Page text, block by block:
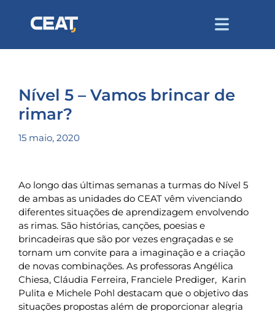
Nível 5 – Vamos brincar de
rimar?
15 maio, 2020
Ao longo das últimas semanas a turmas do Nível 5
de ambas as unidades do CEAT vêm vivenciando
diferentes situações de aprendizagem envolvendo
as rimas. São histórias, canções, poesias e
brincadeiras que são por vezes engraçadas e se
tornam um convite para a imaginação e a criação
de novas combinações. As professoras Angélica
Chiesa, Cláudia Ferreira, Franciele Prediger, Karin
Pulita e Michele Pohl destacam que o objetivo das
situações propostas além de proporcionar alegria